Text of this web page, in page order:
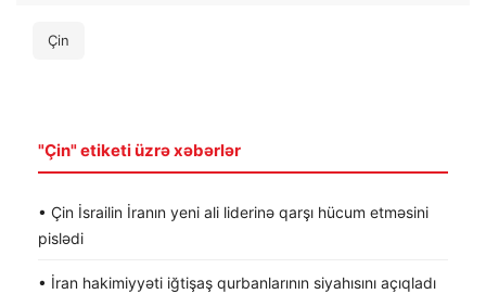
Çin
"Çin" etiketi üzrə xəbərlər
• Çin İsrailin İranın yeni ali liderinə qarşı hücum etməsini
pislədi
• İran hakimiyyəti iğtişaş qurbanlarının siyahısını açıqladı